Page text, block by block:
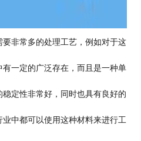
要非常多的处理工艺，例如对于这
一定的广泛存在，而且是一种单
定性非常好，同时也具有良好的
中都可以使用这种材料来进行工